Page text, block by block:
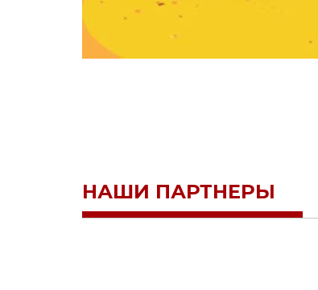
НАШИ ПАРТНЕРЫ